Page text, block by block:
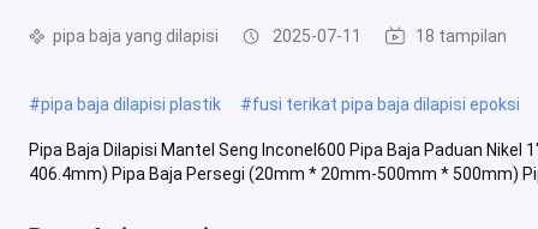
pipa baja yang dilapisi 2025-07-11 18 tampilan
#pipa baja dilapisi plastik #fusi terikat pipa baja dilapisi epoksi
Pipa Baja Dilapisi Mantel Seng Inconel600 Pipa Baja Paduan Nikel
406.4mm) Pipa Baja Persegi (20mm * 20mm-500mm * 500mm)